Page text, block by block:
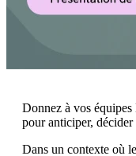
Donnez à vos équipes
pour anticiper,
Dans un contexte où